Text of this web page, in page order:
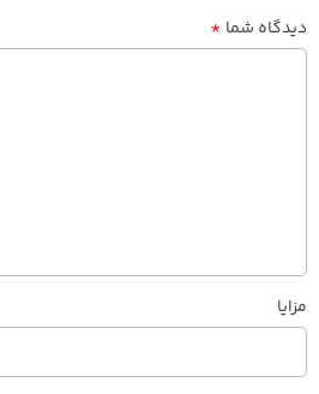
دیدگاه شما *
مزایا